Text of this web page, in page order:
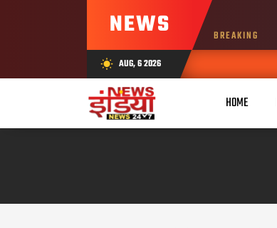
NEWS BREAKING
wb_sunny AUG, 6 2026
HOME